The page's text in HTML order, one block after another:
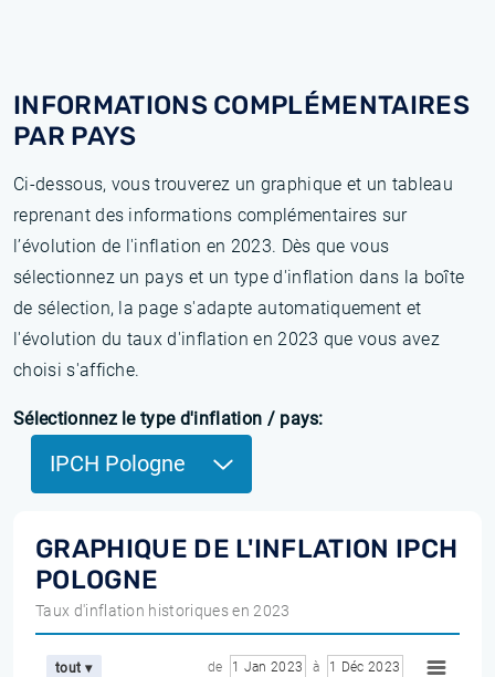
INFORMATIONS COMPLÉMENTAIRES
PAR PAYS
Ci-dessous, vous trouverez un graphique et un tableau
reprenant des informations complémentaires sur
l’évolution de l'inflation en 2023. Dès que vous
sélectionnez un pays et un type d'inflation dans la boîte
de sélection, la page s'adapte automatiquement et
l'évolution du taux d'inflation en 2023 que vous avez
choisi s'affiche.
Sélectionnez le type d'inflation / pays:
IPCH Pologne
GRAPHIQUE DE L'INFLATION IPCH
POLOGNE
Taux d'inflation historiques en 2023
tout ▾ de 1 Jan 2023 à 1 Déc 2023